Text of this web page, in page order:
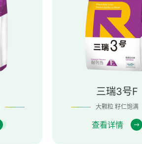
三瑞3号F
大颗粒 籽仁饱满
查看详情